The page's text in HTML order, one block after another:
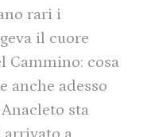
rari i
il cuore
Cammino: cosa
anche adesso
sta